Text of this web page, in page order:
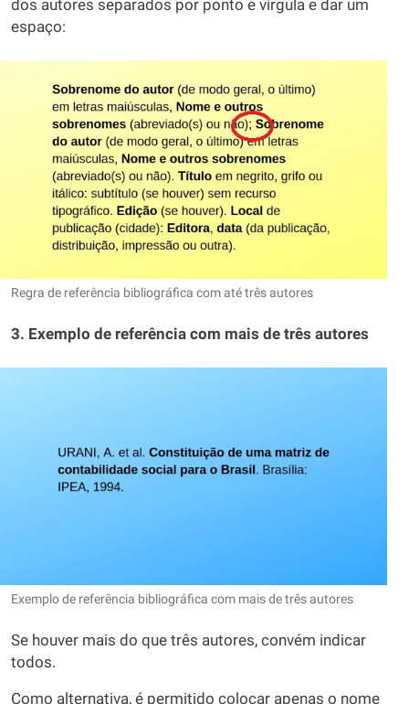
dos autores separados por ponto e vírgula e dar um
espaço:
Regra de referência bibliográfica com até três autores
3. Exemplo de referência com mais de três autores
Exemplo de referência bibliográfica com mais de três autores
Se houver mais do que três autores, convém indicar
todos.
Como alternativa, é permitido colocar apenas o nome